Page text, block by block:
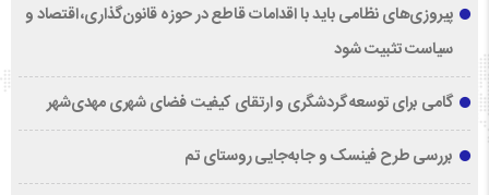
پیروزی‌های نظامی باید با اقدامات قاطع در حوزه قانون‌گذاری، اقتصاد و
سیاست تثبیت شود
گامی برای توسعه گردشگری و ارتقای کیفیت فضای شهری مهدی‌شهر
بررسی طرح فینسک و جابه‌جایی روستای تم